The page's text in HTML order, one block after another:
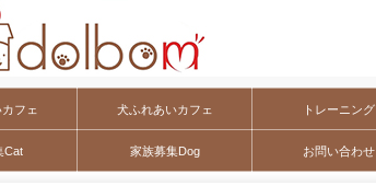
フェ 犬ふれあいカフェ トレーニング
Cat 家族募集Dog お問い合わせ